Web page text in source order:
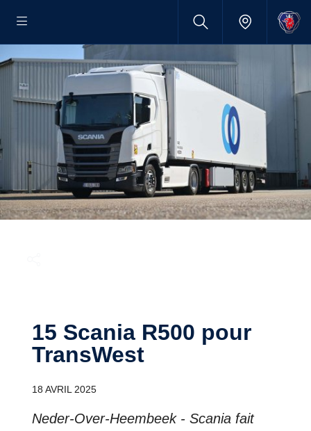
15 Scania R500 pour
TransWest
18 AVRIL 2025
Neder-Over-Heembeek - Scania fait